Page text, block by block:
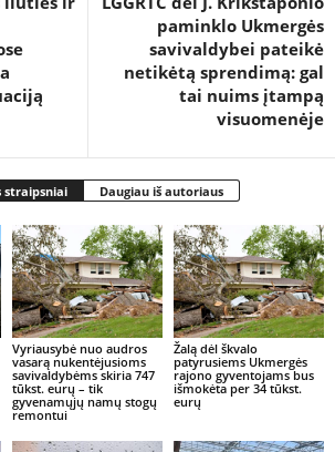
paminklo Ukmergės
savivaldybei pateikė
netikėtą sprendimą: gal
tai nuims įtampą
visuomenėje
straipsniai Daugiau iš autoriaus
Vyriausybė nuo audros
vasarą nukentėjusioms
savivaldybėms skiria 747
tūkst. eurų – tik
gyvenamųjų namų stogų
remontui
Žalą dėl škvalo
patyrusiems Ukmergės
rajono gyventojams bus
išmokėta per 34 tūkst.
eurų